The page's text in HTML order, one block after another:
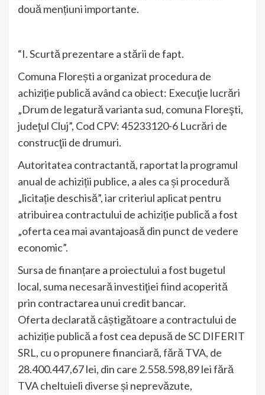
două mențiuni importante.
“I. Scurtă prezentare a stării de fapt.
Comuna Florești a organizat procedura de
achiziție publică având ca obiect: Execuţie lucrări
„Drum de legatură varianta sud, comuna Floreşti,
judeţul Cluj”, Cod CPV: 45233120-6 Lucrări de
construcţii de drumuri.
Autoritatea contractantă, raportat la programul
anual de achiziții publice, a ales ca și procedură
„licitație deschisă”, iar criteriul aplicat pentru
atribuirea contractului de achiziție publică a fost
„oferta cea mai avantajoasă din punct de vedere
economic”.
Sursa de finanțare a proiectului a fost bugetul
local, suma necesară investiţiei fiind acoperită
prin contractarea unui credit bancar.
Oferta declarată câștigătoare a contractului de
achiziție publică a fost cea depusă de SC DIFERIT
SRL, cu o propunere financiară, fără TVA, de
28.400.447,67 lei, din care 2.558.598,89 lei fără
TVA cheltuieli diverse și neprevăzute,